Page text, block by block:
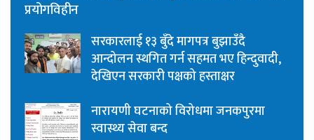
प्रयोगविहीन
सरकारलाई १३ बुँदे मागपत्र बुझाउँदै
आन्दोलन स्थगित गर्न सहमत भए हिन्दुवादी,
देखिएन सरकारी पक्षको हस्ताक्षर
नारायणी घटनाको विरोधमा जनकपुरमा
स्वास्थ्य सेवा बन्द